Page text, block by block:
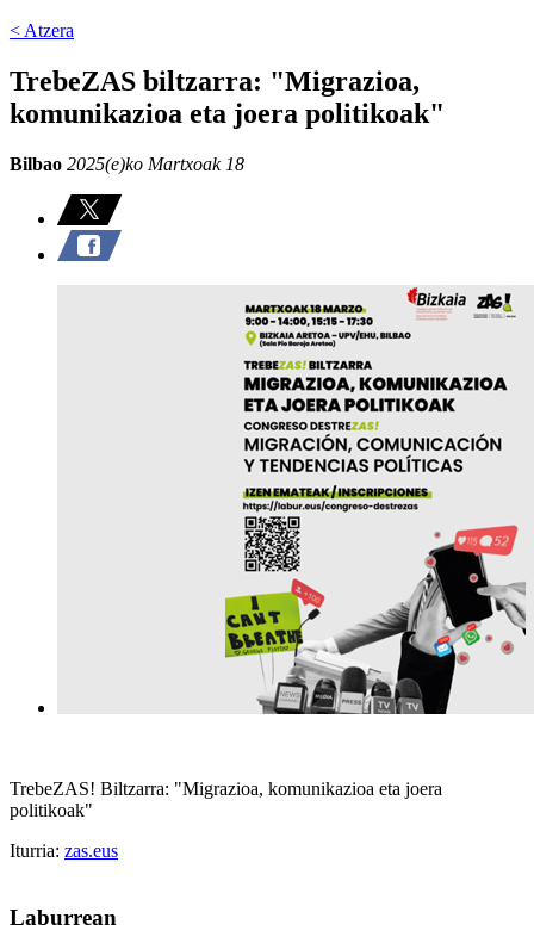
< Atzera
TrebeZAS biltzarra: "Migrazioa,
komunikazioa eta joera politikoak"
Bilbao 2025(e)ko Martxoak 18
TrebeZAS! Biltzarra: "Migrazioa, komunikazioa eta joera
politikoak"
Iturria: zas.eus
Laburrean